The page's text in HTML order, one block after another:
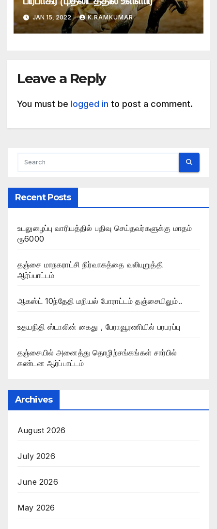
JAN 15, 2022 K.RAMKUMAR
Leave a Reply
You must be logged in to post a comment.
Recent Posts
உடலுழைப்பு வாரியத்தில் பதிவு செய்தவர்களுக்கு மாதம்
ரூ6000
தஞ்சை மாநகராட்சி நிர்வாகத்தை வலியுறுத்தி
ஆர்ப்பாட்டம்
ஆகஸ்ட் 10ந்தேதி மறியல் போராட்டம் தஞ்சையிலும்..
உதயநிதி ஸ்டாலின் கைது , பேராவூரணியில் பரபரப்பு
தஞ்சையில் அனைத்து தொழிற்சங்கங்கள் சார்பில்
கண்டன ஆர்ப்பாட்டம்
Archives
August 2026
July 2026
June 2026
May 2026